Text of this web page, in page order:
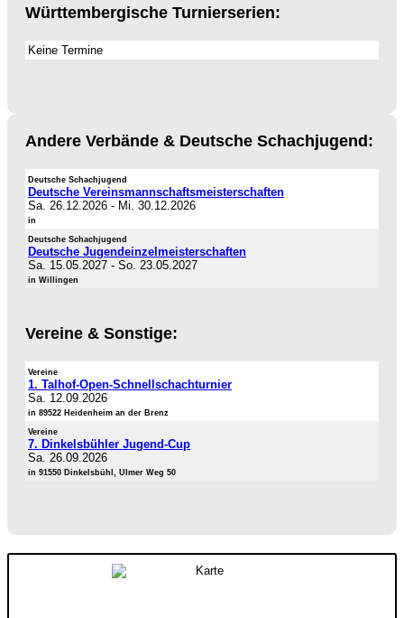
Württembergische Turnierserien:
Keine Termine
Andere Verbände & Deutsche Schachjugend:
Deutsche Schachjugend
Deutsche Vereinsmannschaftsmeisterschaften
Sa. 26.12.2026 - Mi. 30.12.2026
in
Deutsche Schachjugend
Deutsche Jugendeinzelmeisterschaften
Sa. 15.05.2027 - So. 23.05.2027
in Willingen
Vereine & Sonstige:
Vereine
1. Talhof-Open-Schnellschachturnier
Sa. 12.09.2026
in 89522 Heidenheim an der Brenz
Vereine
7. Dinkelsbühler Jugend-Cup
Sa. 26.09.2026
in 91550 Dinkelsbühl, Ulmer Weg 50